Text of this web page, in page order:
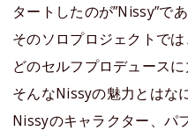
タートしたのが”Nissy”であ
そのソロプロジェクトで
どのセルフプロデュース
そんなNissyの魅力とはな
Nissyのキャラクター、パ